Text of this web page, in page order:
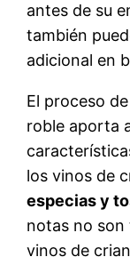
antes de su
también
adicional en
El proceso
roble aporta
los vinos de
especias y
notas no son
vinos de